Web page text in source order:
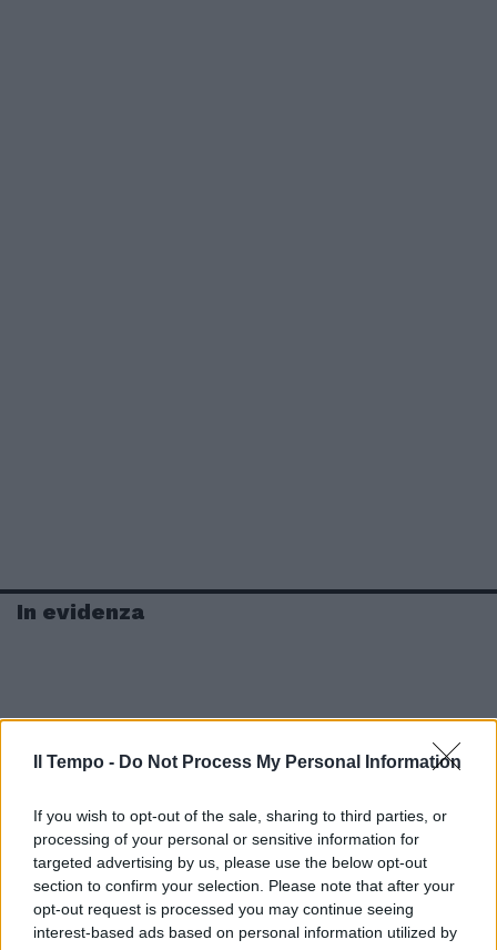
Il Tempo - Do Not Process My Personal Information
If you wish to opt-out of the sale, sharing to third parties, or
processing of your personal or sensitive information for
targeted advertising by us, please use the below opt-out
section to confirm your selection. Please note that after your
opt-out request is processed you may continue seeing
interest-based ads based on personal information utilized by
In evidenza